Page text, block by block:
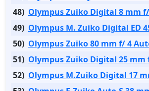
48) Olympus Zuiko Digital 8 mm f/
49) Olympus М. Zuiko Digital ED
50) Olympus Zuiko 80 mm f/ 4
51) Olympus Zuiko Digital 25 mm
52) Olympus M.Zuiko Digital 17